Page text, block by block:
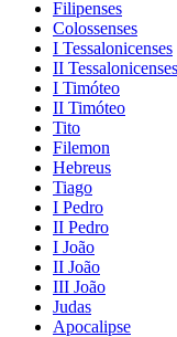
Filipenses
Colossenses
I Tessalonicenses
II Tessalonicenses
I Timóteo
II Timóteo
Tito
Filemon
Hebreus
Tiago
I Pedro
II Pedro
I João
II João
III João
Judas
Apocalipse